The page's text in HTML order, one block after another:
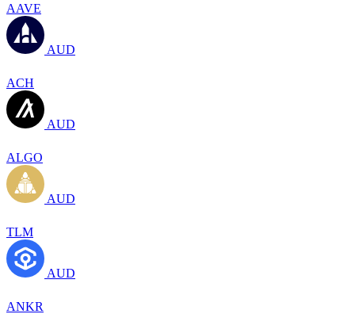
AAVE
AUD
ACH
AUD
ALGO
AUD
TLM
AUD
ANKR